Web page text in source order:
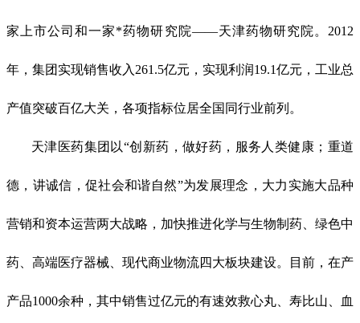
家上市公司和一家*药物研究院——天津药物研究院。2012
年，集团实现销售收入261.5亿元，实现利润19.1亿元，工业总
产值突破百亿大关，各项指标位居全国同行业前列。
天津医药集团以“创新药，做好药，服务人类健康；重道
德，讲诚信，促社会和谐自然”为发展理念，大力实施大品种
营销和资本运营两大战略，加快推进化学与生物制药、绿色中
药、高端医疗器械、现代商业物流四大板块建设。目前，在产
产品1000余种，其中销售过亿元的有速效救心丸、寿比山、血